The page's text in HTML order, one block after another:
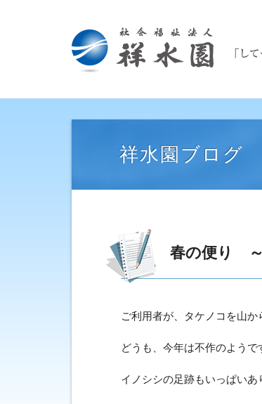
祥水園ブログ
春の便り
ご利用者が、タケノコを山か
どうも、今年は不作のようで
イノシシの足跡もいっぱいあ